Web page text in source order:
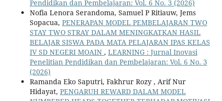
Pendidikan dan Pembelajaran: Vol. 6 No. 3 (2026)
Nofia Lenora Serandoma, Samuel P Ritiauw, Jems
Sopacua, PENERAPAN MODEL PEMBELAJARAN TWO
STAY TWO STRAY DALAM MENINGKATKAN HASIL
BELAJAR SISWA PADA MATA PELAJARAN IPAS KELAS
IV SD NEGERI MOAIN , LEARNING : Jurnal Inovasi
Penelitian Pendidikan dan Pembelajaran: Vol. 6 No. 3
(2026)
Ramanda Eko Saputri, Fakhrur Rozy , Arif Nur
Hidayat, PENGARUH REWARD DALAM MODEL